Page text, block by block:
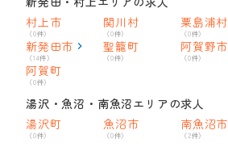
村上市
（0件）
関川村
（0件）
粟島浦村
（0件）
新発田市
（14件）
聖籠町
（0件）
阿賀野市
（0件）
阿賀町
（0件）
湯沢・魚沼・南魚沼エリアの求人
湯沢町
（0件）
魚沼市
（0件）
南魚沼市
（2件）